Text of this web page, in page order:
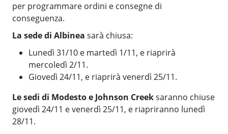
per programmare ordini e consegne di
conseguenza.
La sede di Albinea sarà chiusa:
Lunedì 31/10 e martedì 1/11, e riaprirà
mercoledì 2/11.
Giovedì 24/11, e riaprirà venerdì 25/11.
Le sedi di Modesto e Johnson Creeksaranno chiuse
giovedì 24/11 e venerdì 25/11, e riapriranno lunedì
28/11.